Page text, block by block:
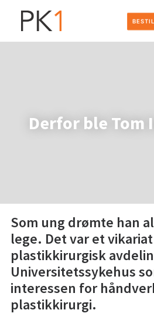
OM OSS
KONTAKT
BESTILL KONSULTASJON
55 99 11 00
Derfor ble Tom
Som ung drømte han
lege. Det var et
plastikkirurgisk
Universitetssykehus
interessen for
plastikkirurgi.